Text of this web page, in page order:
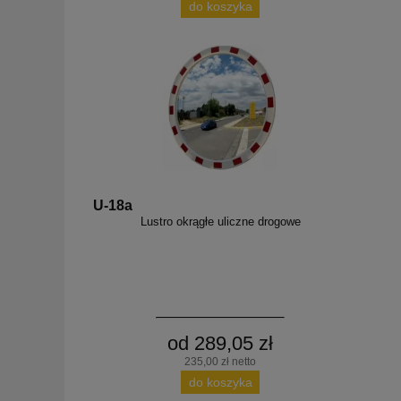
do koszyka
U-18a
Lustro okrągłe uliczne drogowe
od 289,05 zł
235,00 zł netto
do koszyka